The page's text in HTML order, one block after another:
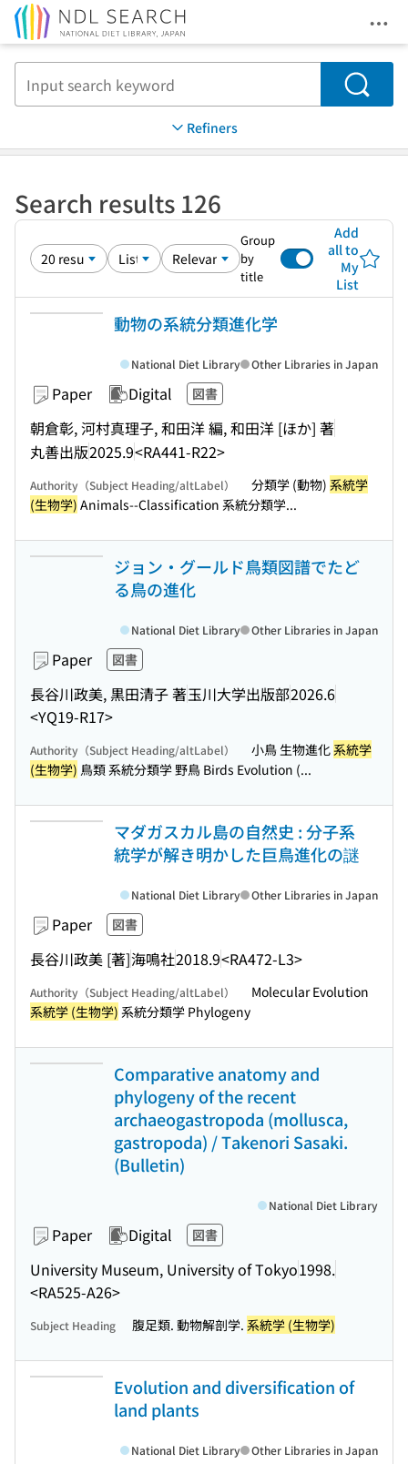
Search
Refiners
Search results 126
Group
by
title
Add
all to
My
List
動物の系統分類進化学
Paper Digital 図書
朝倉彰, 河村真理子, 和田洋 編, 和田洋 [ほか] 著
丸善出版2025.9<RA441-R22>
National Diet Library Other Libraries in Japan
Authority（Subject Heading/altLabel） 分類学 (動物) 系統学
(生物学) Animals--Classification 系統分類学...
ジョン・グールド鳥類図譜でたど
る鳥の進化
Paper 図書
長谷川政美, 黒田清子 著玉川大学出版部2026.6
<YQ19-R17>
National Diet Library Other Libraries in Japan
Authority（Subject Heading/altLabel） 小鳥 生物進化系統学
(生物学) 鳥類 系統分類学 野鳥 Birds Evolution (...
マダガスカル島の自然史 : 分子系
統学が解き明かした巨鳥進化の謎
Paper 図書
長谷川政美 [著]海鳴社2018.9<RA472-L3>
National Diet Library Other Libraries in Japan
Authority（Subject Heading/altLabel）
Molecular Evolution
系統学 (生物学) 系統分類学 Phylogeny
Comparative anatomy and
phylogeny of the recent
archaeogastropoda (mollusca,
gastropoda) / Takenori Sasaki.
(Bulletin)
Paper Digital 図書
University Museum, University of Tokyo1998.
<RA525-A26>
National Diet Library
Subject Heading 腹足類. 動物解剖学. 系統学 (生物学)
Evolution and diversification of
land plants
National Diet Library Other Libraries in Japan